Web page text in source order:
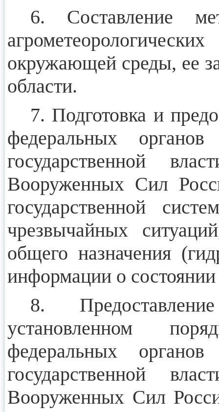
6. Составление
окружающей среды, ее
области.
7. Подготовка и
федеральных
государственной
Вооруженных Сил
государственной
чрезвычайных
общего назначения
информации о
8.
установленном
федеральных
государственной
Вооруженных Сил